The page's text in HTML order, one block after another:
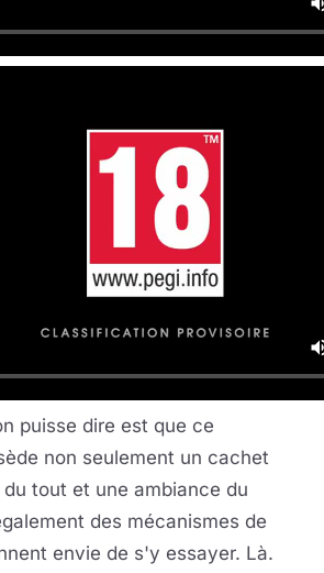
puisse dire est que ce
non seulement un cachet
tout et une ambiance du
des mécanismes de
envie de s'y essayer. Là.